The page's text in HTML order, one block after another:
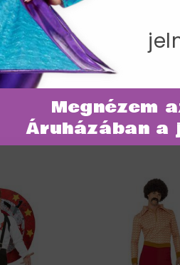
Megnézem
Áruházában a